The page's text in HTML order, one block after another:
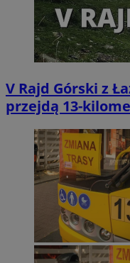
V Rajd Górski z
przejdą 13-